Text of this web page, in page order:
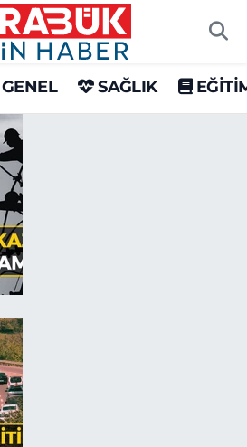
SAĞLIK
Haritası
ve Fikstür